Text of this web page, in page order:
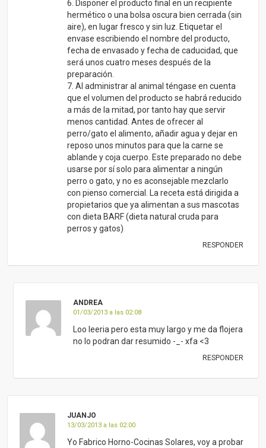
6. Disponer el producto final en un recipiente
hermético o una bolsa oscura bien cerrada (sin
aire), en lugar fresco y sin luz. Etiquetar el
envase escribiendo el nombre del producto,
fecha de envasado y fecha de caducidad, que
será unos cuatro meses después de la
preparación.
7. Al administrar al animal téngase en cuenta
que el volumen del producto se habrá reducido
a más de la mitad, por tanto hay que servir
menos cantidad. Antes de ofrecer al
perro/gato el alimento, añadir agua y dejar en
reposo unos minutos para que la carne se
ablande y coja cuerpo. Este preparado no debe
usarse por sí solo para alimentar a ningún
perro o gato, y no es aconsejable mezclarlo
con pienso comercial. La receta está dirigida a
propietarios que ya alimentan a sus mascotas
con dieta BARF (dieta natural cruda para
perros y gatos)
RESPONDER
ANDREA
01/03/2013 a las 02:08
Loo leeria pero esta muy largo y me da flojera
no lo podran dar resumido -_- xfa <3
RESPONDER
JUANJO
13/03/2013 a las 02:00
Yo Fabrico Horno-Cocinas Solares, voy a probar